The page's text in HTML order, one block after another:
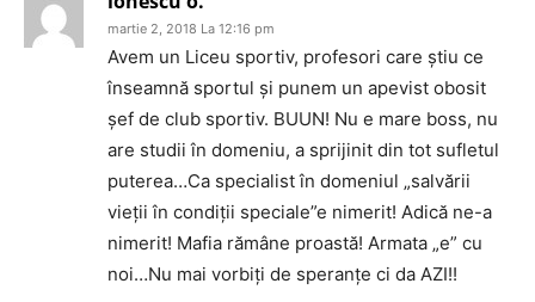
martie 2, 2018 La 12:16 pm
Avem un Liceu sportiv, profesori care știu ce
înseamnă sportul și punem un apevist obosit
șef de club sportiv. BUUN! Nu e mare boss, nu
are studii în domeniu, a sprijinit din tot sufletul
puterea…Ca specialist în domeniul „salvării
vieții în condiții speciale”e nimerit! Adică ne-a
nimerit! Mafia rămâne proastă! Armata „e” cu
noi…Nu mai vorbiți de speranțe ci da AZI!!